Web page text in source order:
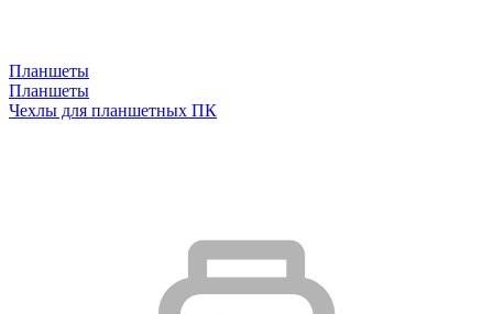
Планшеты
Планшеты
Чехлы для планшетных ПК